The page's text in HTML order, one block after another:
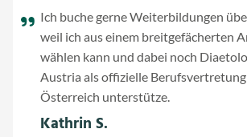
Ich buche gerne Weiterbildungen
weil ich aus einem breitgefächerten
wählen kann und dabei noch
Austria als offizielle
Österreich unterstütze.
Kathrin S.